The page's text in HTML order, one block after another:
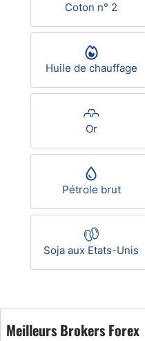
USD/BRL
Gold
All Currencies
Commodities
Indices
Coton n° 2
Huile de chauffage
Or
Pétrole brut
Soja aux Etats-Unis
Meilleurs Brokers Forex